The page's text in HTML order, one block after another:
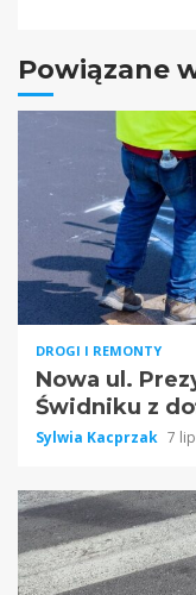
Powiązane
DROGI I REMONTY
Nowa ul.
Świdniku z
Sylwia Kacprzak 7